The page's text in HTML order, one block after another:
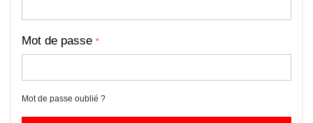
Mot de passe
Mot de passe oublié ?